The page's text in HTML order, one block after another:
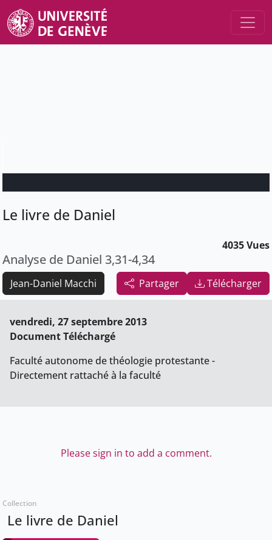
Le livre de Daniel
4035 Vues
Analyse de Daniel 3,31-4,34
Partager Télécharger
Jean-Daniel Macchi
vendredi, 27 septembre 2013
Document Téléchargé
Faculté autonome de théologie protestante -
Directement rattaché à la faculté
Please sign in to add a comment.
Collection
Le livre de Daniel